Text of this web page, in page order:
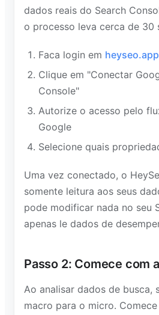
dados reais do Search
o processo leva cerca de 30
Faca login em heyseo.app
Clique em "Conectar
Console"
Autorize o acesso pelo
Google
Selecione quais
Uma vez conectado, o
somente leitura aos seus
pode modificar nada no seu
apenas le dados de
Passo 2: Comece com
Ao analisar dados de busca,
macro para o micro.